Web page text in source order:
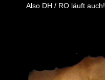
Also DH / RO läuft auch!